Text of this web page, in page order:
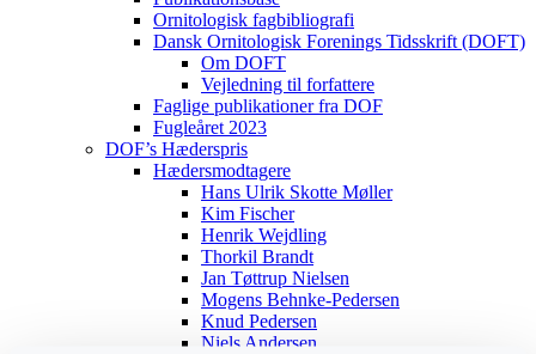
Ornitologisk fagbibliografi
Dansk Ornitologisk Forenings Tidsskrift (DOFT)
Om DOFT
Vejledning til forfattere
Faglige publikationer fra DOF
Fugleåret 2023
DOF’s Hæderspris
Hædersmodtagere
Hans Ulrik Skotte Møller
Kim Fischer
Henrik Wejdling
Thorkil Brandt
Jan Tøttrup Nielsen
Mogens Behnke-Pedersen
Knud Pedersen
Niels Andersen